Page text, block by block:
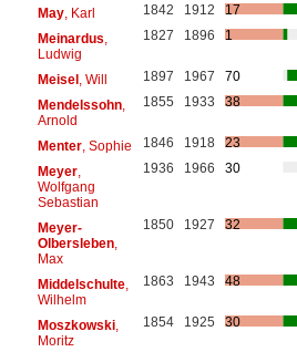
May, Karl 1842 1912
17
Meinardus
Ludwig
1827 1896 1
Meisel, Will 1897 1967
70
Mendelssohn,
Arnold
1855 1933 38
Menter, Sophie 1846 1918
23
Meyer,
Wolfgang
Sebastian
1936 1966 30
Meyer-
Olbersleben,
Max
1850 1927 32
Middelschulte,
Wilhelm
1863 1943 48
Moszkowski,
Moritz
1854 1925 30